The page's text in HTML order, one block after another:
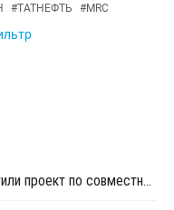
#ТАТНЕФТЬ #MRC
Pirelli, Pyrum, Synthos и BASF запустили проект по совместной переработке шин